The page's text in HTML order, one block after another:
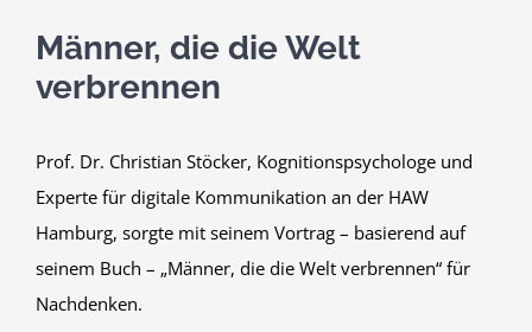
Männer, die die Welt
verbrennen
Prof. Dr. Christian Stöcker, Kognitionspsychologe und
Experte für digitale Kommunikation an der HAW
Hamburg, sorgte mit seinem Vortrag – basierend auf
seinem Buch – „Männer, die die Welt verbrennen“ für
Nachdenken.